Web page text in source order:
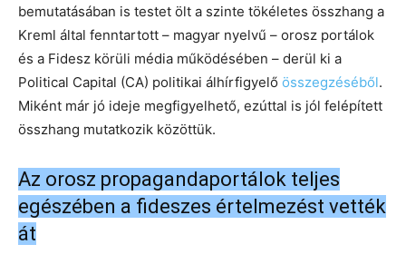
bemutatásában is testet ölt a szinte tökéletes összhang a
Kreml által fenntartott – magyar nyelvű – orosz portálok
és a Fidesz körüli média működésében – derül ki a
Political Capital (CA) politikai álhírfigyelő összegzéséből.
Miként már jó ideje megfigyelhető, ezúttal is jól felépített
összhang mutatkozik közöttük.
Az orosz propagandaportálok teljes
egészében a fideszes értelmezést vették
át